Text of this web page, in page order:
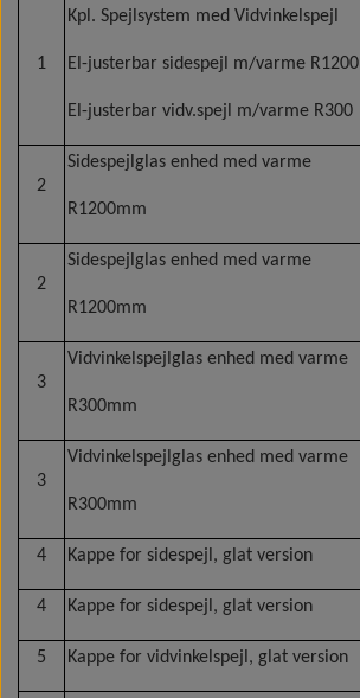
1
Kpl. Spejlsystem med Vidvinkelspejl
El-justerbar sidespejl m/varme R1200
El-justerbar vidv.spejl m/varme R300
2
Sidespejlglas enhed med varme
R1200mm
2
Sidespejlglas enhed med varme
R1200mm
3
Vidvinkelspejlglas enhed med varme
R300mm
3
Vidvinkelspejlglas enhed med varme
R300mm
4 Kappe for sidespejl, glat version
4 Kappe for sidespejl, glat version
5 Kappe for vidvinkelspejl, glat version